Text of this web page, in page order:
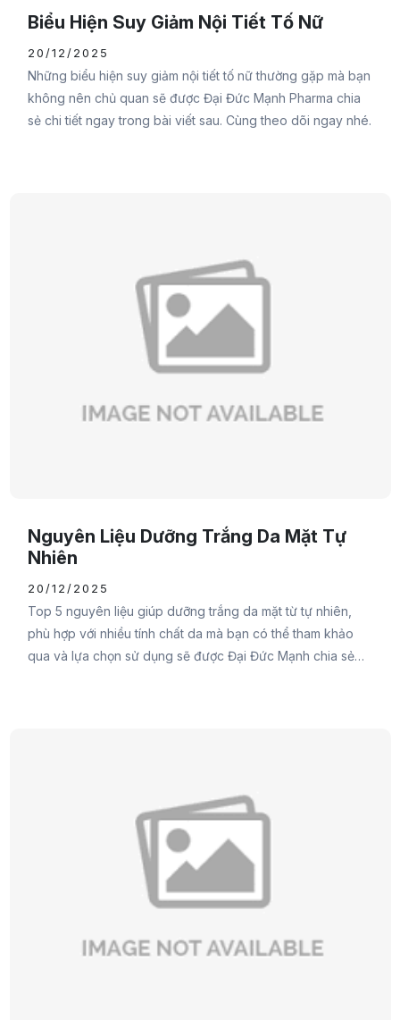
Biểu Hiện Suy Giảm Nội Tiết Tố Nữ
20/12/2025
Những biểu hiện suy giảm nội tiết tố nữ thường gặp mà bạn
không nên chủ quan sẽ được Đại Đức Mạnh Pharma chia
sẻ chi tiết ngay trong bài viết sau. Cùng theo dõi ngay nhé.
Nguyên Liệu Dưỡng Trắng Da Mặt Tự
Nhiên
20/12/2025
Top 5 nguyên liệu giúp dưỡng trắng da mặt từ tự nhiên,
phù hợp với nhiều tính chất da mà bạn có thể tham khảo
qua và lựa chọn sử dụng sẽ được Đại Đức Mạnh chia sẻ